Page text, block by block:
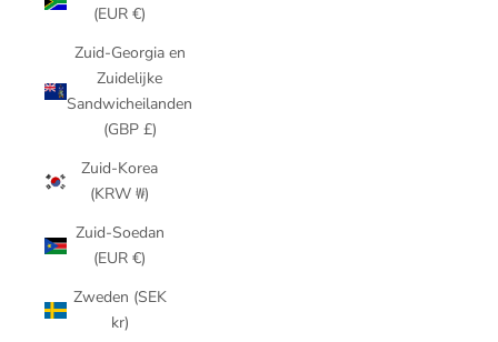
(EUR €)
Zuid-Georgia en
Zuidelijke
Sandwicheilanden
(GBP £)
Zuid-Korea
(KRW ₩)
Zuid-Soedan
(EUR €)
Zweden (SEK
kr)